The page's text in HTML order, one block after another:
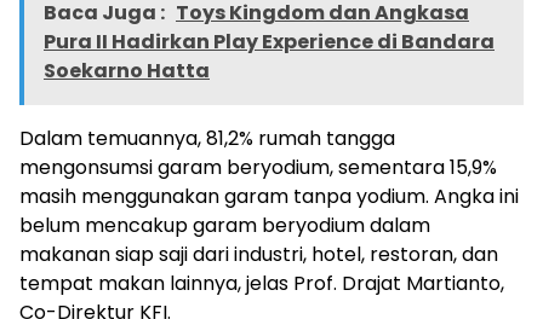
Baca Juga : Toys Kingdom dan Angkasa
Pura II Hadirkan Play Experience di Bandara
Soekarno Hatta
Dalam temuannya, 81,2% rumah tangga
mengonsumsi garam beryodium, sementara 15,9%
masih menggunakan garam tanpa yodium. Angka ini
belum mencakup garam beryodium dalam
makanan siap saji dari industri, hotel, restoran, dan
tempat makan lainnya, jelas Prof. Drajat Martianto,
Co-Direktur KFI.